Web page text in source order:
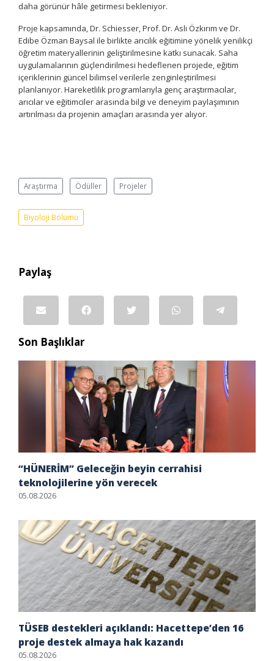
daha görünür hâle getirmesi bekleniyor.
Proje kapsamında, Dr. Schiesser, Prof. Dr. Aslı Özkırım ve Dr.
Edibe Özman Baysal ile birlikte arıcılık eğitimine yönelik yenilikçi
öğretim materyallerinin geliştirilmesine katkı sunacak. Saha
uygulamalarının güçlendirilmesi hedeflenen projede, eğitim
içeriklerinin güncel bilimsel verilerle zenginleştirilmesi
planlanıyor. Hareketlilik programlarıyla genç araştırmacılar,
arıcılar ve eğitimciler arasında bilgi ve deneyim paylaşımının
artırılması da projenin amaçları arasında yer alıyor.
Araştırma Ödüller Projeler
Biyoloji Bölümü
Paylaş
Son Başlıklar
“HÜNERİM” Geleceğin beyin cerrahisi
teknolojilerine yön verecek
05.08.2026
TÜSEB destekleri açıklandı: Hacettepe’den 16
proje destek almaya hak kazandı
05.08.2026